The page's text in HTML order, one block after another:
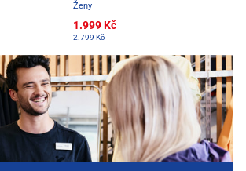
Ženy
1.999 Kč
2.799 Kč